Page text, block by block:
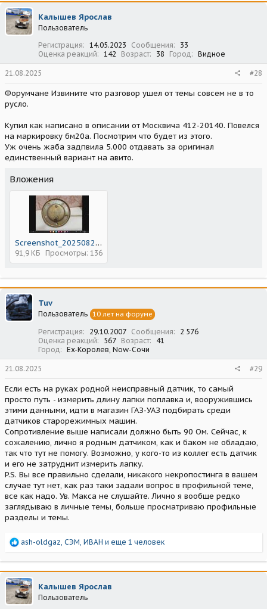
ц
и
и
Калышев Ярослав
Пользователь
Регистрация
14.05.2023 Сообщения
33
Оценка реакций
142 Возраст 38 Город Видное
21.08.2025 #28
Форумчане Извините что разговор ушел от темы совсем не в то
русло.
Купил как написано в описании от Москвича 412-20140. Повелся
на маркировку бм20а. Посмотрим что будет из этого.
Уж очень жаба задпвила 5.000 отдавать за оригинал
единственный вариант на авито.
Вложения
Screenshot_20250821_121002.jpg
91,9 КБ Просмотры: 136
Tuv
Пользователь 10 лет на форуме
Регистрация 29.10.2007 Сообщения
2 576
Оценка реакций
567 Возраст
41
Город
Ex-Королев, Now-Сочи
21.08.2025 #29
Если есть на руках родной неисправный датчик, то самый
просто путь - измерить длину лапки поплавка и, вооружившись
этими данными, идти в магазин ГАЗ-УАЗ подбирать среди
датчиков старорежимных машин.
Сопротивление выше написали должно быть 90 Ом. Сейчас, к
сожалению, лично я родным датчиком, как и баком не обладаю,
так что тут не помогу. Возможно, у кого-то из коллег есть датчик
и его не затруднит измерить лапку.
P.S. Вы все правильно сделали, никакого некропостинга в вашем
случае тут нет, как раз таки задали вопрос в профильной теме,
все как надо. Ув. Макса не слушайте. Лично я вообще редко
заглядываю в личные темы, больше просматриваю профильные
разделы и темы.
Р
а
к
ц
и
и
ash-oldgaz СЭМ ИВАН и еще 1 человек
Калышев Ярослав
Пользователь